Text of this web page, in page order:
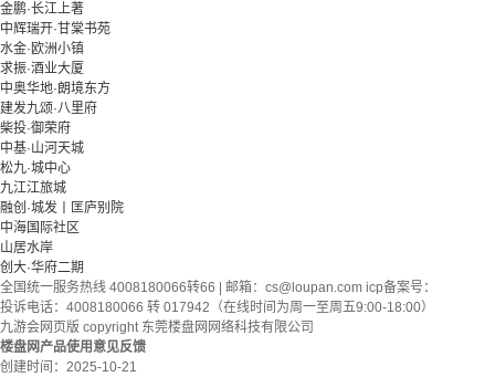
金鹏·长江上著
中辉瑞开·甘棠书苑
水金·欧洲小镇
求振·酒业大厦
中奥华地·朗境东方
建发九颂·八里府
柴投·御荣府
中基·山河天城
松九·城中心
九江江旅城
融创·城发丨匡庐别院
中海国际社区
山居水岸
创大·华府二期
全国统一服务热线 4008180066转66 | 邮箱： cs@loupan.com icp备案号：
投诉电话：4008180066 转 017942（在线时间为周一至周五9:00-18:00）
九游会网页版 copyright 东莞楼盘网网络科技有限公司
楼盘网产品使用意见反馈
创建时间： 2025-10-21